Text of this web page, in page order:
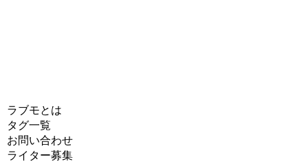
ラブモとは
タグ一覧
お問い合わせ
ライター募集